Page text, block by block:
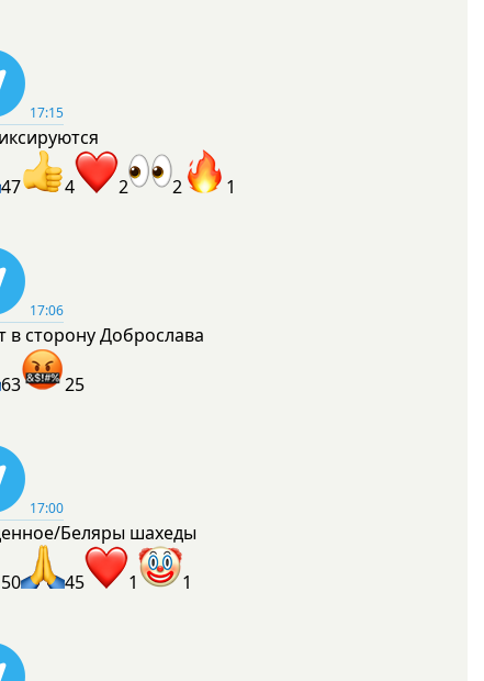
17:15
47 4 2 2 1
17:06
в сторону Доброслава
63 25
17:00
Беляры шахеды
50 45 1 1